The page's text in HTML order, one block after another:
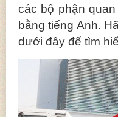
các bộ phận
bằng tiếng Anh.
dưới đây để tìm